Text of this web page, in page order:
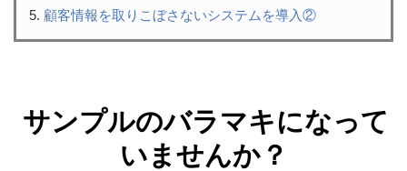
顧客情報を取りこぼさないシステムを導入②
サンプルのバラマキになって
いませんか？